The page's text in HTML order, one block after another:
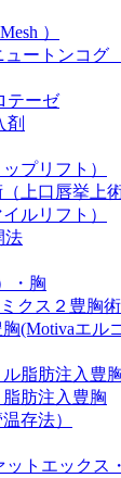
）
ュートンコグ
テーゼ
剤
プリフト）
上口唇挙上術
ルリフト）
法
・胸
クス２豊胸術
(Motivaエル
脂肪注入豊
肪注入豊胸
存法）
ットエックス